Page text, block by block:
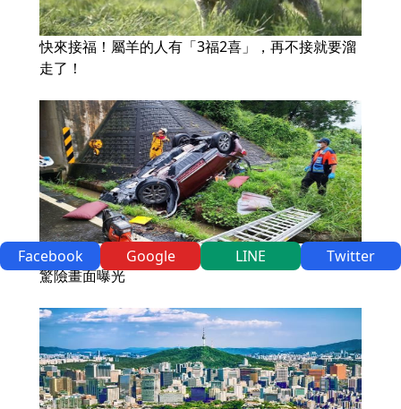
快來接福！屬羊的人有「3福2喜」，再不接就要溜
走了！
凱米瞬間側風？國道休旅車翻落5米邊坡父女受困
驚險畫面曝光
Facebook Google LINE Twitter